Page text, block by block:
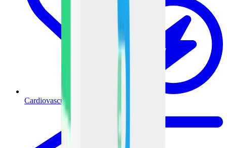
Cardiovascular